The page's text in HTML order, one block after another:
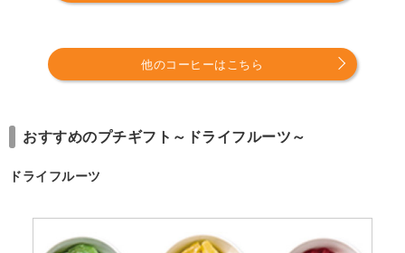
他のコーヒーはこちら
おすすめのプチギフト～ドライフルーツ～
ドライフルーツ